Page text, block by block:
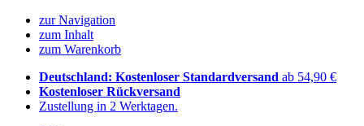
zur Navigation
zum Inhalt
zum Warenkorb
Deutschland: Kostenloser Standardversand ab 54,90 €
Kostenloser Rückversand
Zustellung in 2 Werktagen.